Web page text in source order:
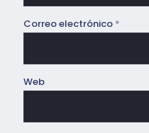
Correo electrónico *
Web